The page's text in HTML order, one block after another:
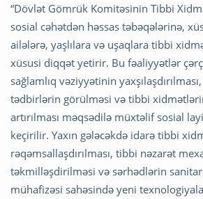
“Dövlət Gömrük Komitəsinin Tibbi
sosial cəhətdən həssas təbəqələrinə,
ailələrə, yaşlılara və uşaqlara tibbi
xüsusi diqqət yetirir. Bu fəaliyyətlər
sağlamlıq vəziyyətinin
tədbirlərin görülməsi və tibbi
artırılması məqsədilə müxtəlif sosial
keçirilir. Yaxın gələcəkdə idarə tibbi
rəqəmsallaşdırılması, tibbi nəzarət
təkmilləşdirilməsi və sərhədlərin
mühafizəsi sahəsində yeni